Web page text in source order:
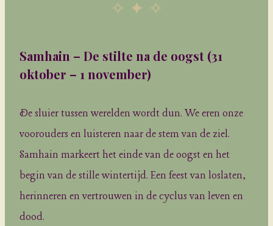
✧ ✦ ✧
Samhain – De stilte na de oogst (31
oktober – 1 november)
De sluier tussen werelden wordt dun. We eren onze
voorouders en luisteren naar de stem van de ziel.
Samhain markeert het einde van de oogst en het
begin van de stille wintertijd. Een feest van loslaten,
herinneren en vertrouwen in de cyclus van leven en
dood.